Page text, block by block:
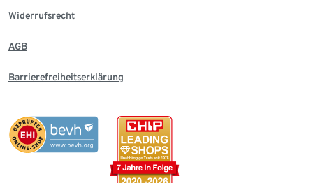
Widerrufsrecht
AGB
Barrierefreiheitserklärung